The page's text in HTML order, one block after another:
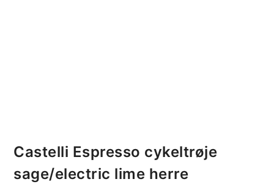
Castelli Espresso cykeltrøje
sage/electric lime herre